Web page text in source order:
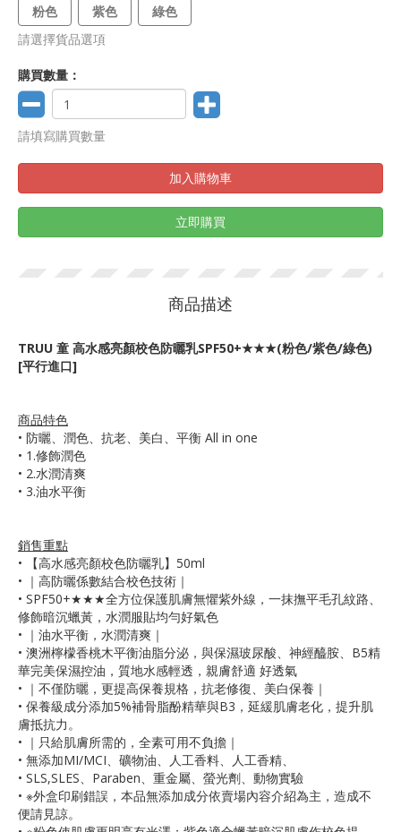
粉色
紫色
綠色
請選擇貨品選項
購買數量：
請填寫購買數量
加入購物車
立即購買
商品描述
TRUU 童 高水感亮顏校色防曬乳SPF50+★★★(粉色/紫色/綠色)
[平行進口]
商品特色
• 防曬、潤色、抗老、美白、平衡 All in one
• 1.修飾潤色
• 2.水潤清爽
• 3.油水平衡
銷售重點
•
【高水感亮顏校色防曬乳】50ml
• ｜高防曬係數結合校色技術｜
• SPF50+★★★全方位保護肌膚無懼紫外線，一抹撫平毛孔紋路、
修飾暗沉蠟黃，水潤服貼均勻好氣色
• ｜油水平衡，水潤清爽｜
• 澳洲檸檬香桃木平衡油脂分泌，與保濕玻尿酸、神經醯胺、B5精
華完美保濕控油，質地水感輕透，親膚舒適 好透氣
• ｜不僅防曬，更提高保養規格，抗老修復、美白保養｜
• 保養級成分添加5%補骨脂酚精華與B3，延緩肌膚老化，提升肌
膚抵抗力。
• ｜只給肌膚所需的，全素可用不負擔｜
• 無添加MI/MCI、礦物油、人工香料、人工香精、
• SLS,SLES、Paraben、重金屬、螢光劑、動物實驗
• ※外盒印刷錯誤，本品無添加成分依賣場內容介紹為主，造成不
便請見諒。